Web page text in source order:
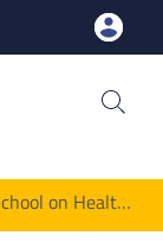
on Healt…